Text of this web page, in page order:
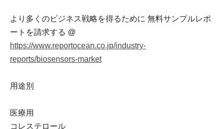
より多くのビジネス戦略を得るために 無料サンプルレポ
ートを請求する @
https://www.reportocean.co.jp/industry-
reports/biosensors-market
用途別
医療用
コレステロール